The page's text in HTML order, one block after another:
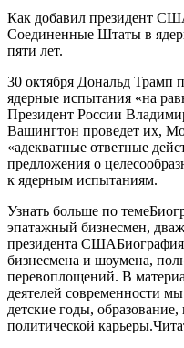
Как добавил президент
Соединенные Штаты в
пяти лет.
30 октября Дональд Трамп
ядерные испытания «на
Президент России
Вашингтон проведет их,
«адекватные ответные
предложения о
к ядерным испытаниям.
Узнать больше по
эпатажный бизнесмен,
президента
бизнесмена и шоумена,
перевоплощений. В
деятелей современности
детские годы,
политической